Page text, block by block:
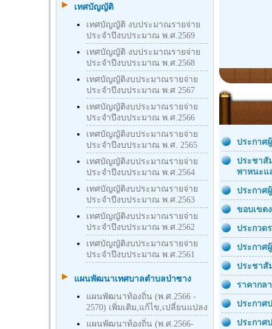
เทศบัญญัติ
เทศบัญญัติ งบประมาณรายจ่าย
ประจำปีงบประมาณ พ.ศ.2569
เทศบัญญัติ งบประมาณรายจ่าย
ประจำปีงบประมาณ พ.ศ.2568
เทศบัญญัติงบประมาณรายจ่าย
ประจำปีงบประมาณ พ.ศ 2567
เทศบัญญัติงบประมาณรายจ่าย
ประจำปีงบประมาณ พ.ศ.2566
เทศบัญญัติงบประมาณรายจ่าย
ประจำปีงบประมาณ พ.ศ. 2565
เทศบัญญัติงบประมาณรายจ่าย
ประจำปีงบประมาณ พ.ศ.2564
เทศบัญญัติงบประมาณรายจ่าย
ประจำปีงบประมาณ พ.ศ.2563
เทศบัญญัติงบประมาณรายจ่าย
ประจำปีงบประมาณ พ.ศ.2562
เทศบัญญัติงบประมาณรายจ่าย
ประจำปีงบประมาณ พ.ศ.2561
แผนพัฒนาเทศบาลตำบลป่าซาง
แผนพัฒนาท้องถิ่น (พ.ศ.2566 -
2570) เพิ่มเติม,แก้ไข,เปลี่ยนแปลง
แผนพัฒนาท้องถิ่น (พ.ศ.2566-
ประกาศ
ประชาสั
พาหนะแ
ประกาศ
ขอบเขต
ประกวด
ประกาศ
ประชาสั
ราคากล
ประกาศ
ประกาศ